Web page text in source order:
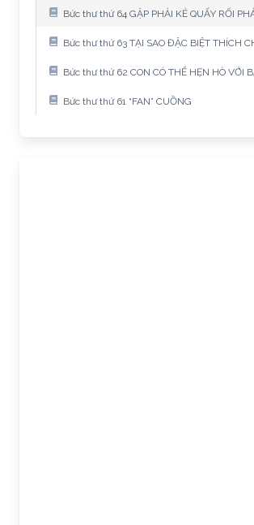
Bức thư thứ 64 GẶP PHẢI KẺ QUẤY RỐI
Bức thư thứ 63 TẠI SAO ĐẶC BIỆT THÍCH
Bức thư thứ 62 CON CÓ THỂ HẸN HÒ VỚI
Bức thư thứ 61 “FAN” CUỒNG